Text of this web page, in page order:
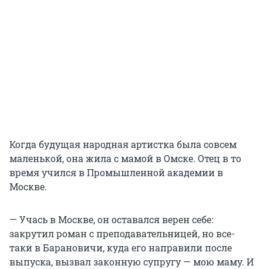
Когда будущая народная артистка была совсем
маленькой, она жила с мамой в Омске. Отец в то
время учился в Промышленной академии в
Москве.
— Учась в Москве, он оставался верен себе:
закрутил роман с преподавательницей, но все-
таки в Барановичи, куда его направили после
выпуска, вызвал законную супругу — мою маму. И